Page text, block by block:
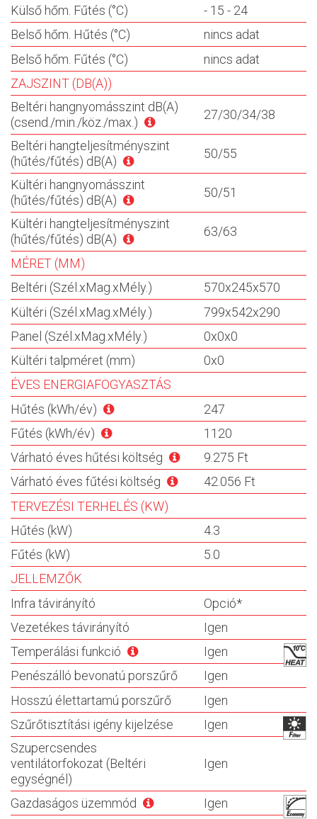
Külső hőm. Fűtés (°C)
- 15 - 24
Belső hőm. Hűtés (°C)
nincs adat
Belső hőm. Fűtés (°C)
nincs adat
ZAJSZINT (DB(A))
Beltéri hangnyomásszint dB(A)
(csend./min./köz./max.)
27/30/34/38
Beltéri hangteljesítményszint
(hűtés/fűtés) dB(A)
50/55
Kültéri hangnyomásszint
(hűtés/fűtés) dB(A)
50/51
Kültéri hangteljesítményszint
(hűtés/fűtés) dB(A)
63/63
MÉRET (MM)
Beltéri (Szél.xMag.xMély.)
570x245x570
Kültéri (Szél.xMag.xMély.)
799x542x290
Panel (Szél.xMag.xMély.)
0x0x0
Kültéri talpméret (mm)
0x0
ÉVES ENERGIAFOGYASZTÁS
Hűtés (kWh/év)
247
Fűtés (kWh/év)
1120
Várható éves hűtési költség
9.275 Ft
Várható éves fűtési költség
42.056 Ft
TERVEZÉSI TERHELÉS (KW)
Hűtés (kW)
4.3
Fűtés (kW)
5.0
JELLEMZŐK
Infra távirányító
Opció*
Vezetékes távirányító
Igen
Temperálási funkció
Igen
Penészálló bevonatú porszűrő
Igen
Hosszú élettartamú porszűrő
Igen
Szűrőtisztítási igény kijelzése
Igen
Szupercsendes
ventilátorfokozat (Beltéri
egységnél)
Igen
Gazdaságos üzemmód
Igen